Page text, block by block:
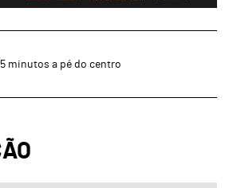
5 minutos a pé do centro